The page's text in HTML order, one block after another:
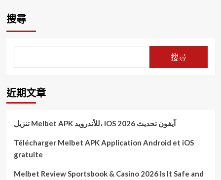
地
界
醒
出
校
許
政
綻
搜尋
搜尋
近期文章
تنزيل Melbet APK للأندرويد، IOS آيفون تحديث 2026
Télécharger Melbet APK Application Android et iOS
gratuite
Melbet Review Sportsbook & Casino 2026 Is It Safe and